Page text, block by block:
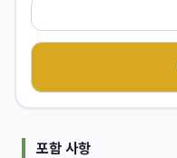
포함 사항